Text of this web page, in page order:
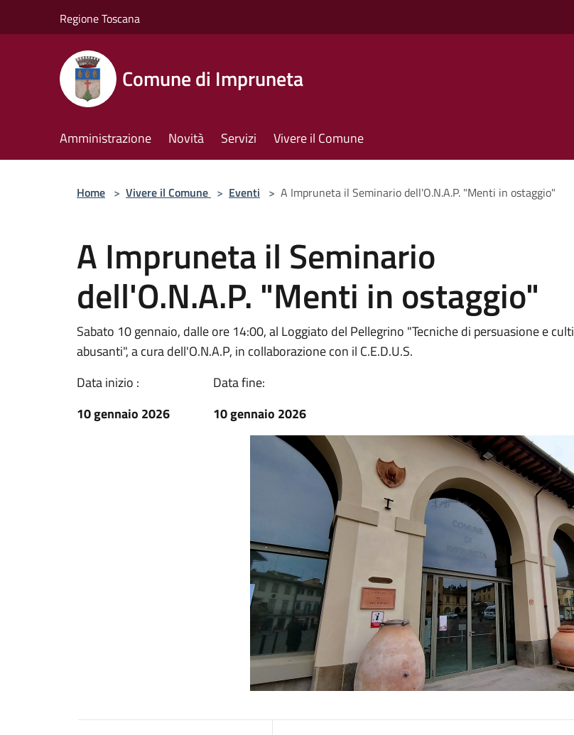
Regione Toscana
Comune di Impruneta
Amministrazione Novità Servizi Vivere il Comune
Home > Vivere il Comune > Eventi > A Impruneta il Seminario dell'O.N.A.P. "Menti in ostaggio"
A Impruneta il Seminario
dell'O.N.A.P. "Menti in ostaggio"
Sabato 10 gennaio, dalle ore 14:00, al Loggiato del Pellegrino "Tecniche di persuasione e culti
abusanti", a cura dell'O.N.A.P, in collaborazione con il C.E.D.U.S.
Data inizio :
10 gennaio 2026
Data fine:
10 gennaio 2026